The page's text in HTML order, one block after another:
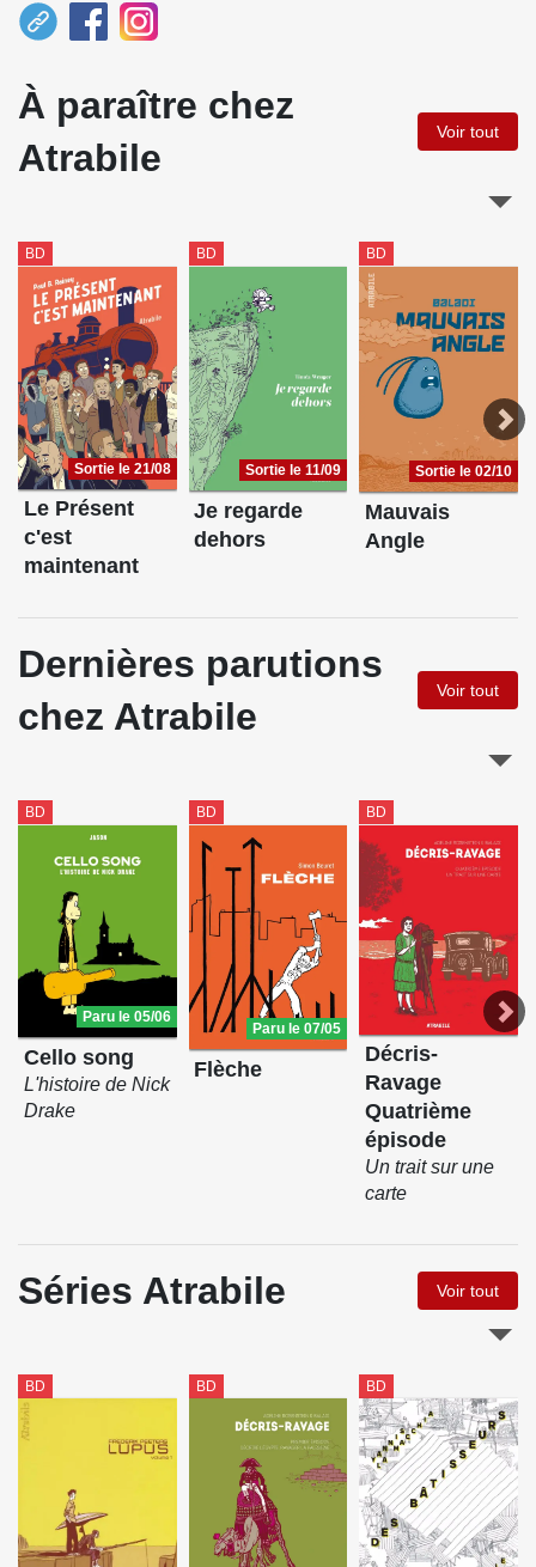
À paraître chez
Atrabile
Voir tout
BD
Sortie le 21/08
Le Présent
c'est
maintenant
BD
Sortie le 11/09
Je regarde
dehors
BD
Sortie le 02/10
Mauvais
Angle
Dernières parutions
chez Atrabile
Voir tout
BD
Paru le 05/06
Cello song
L'histoire de Nick
Drake
BD
Paru le 07/05
Flèche
BD
Décris-
Ravage
Quatrième
épisode
Un trait sur une
carte
Séries Atrabile Voir tout
BD BD BD